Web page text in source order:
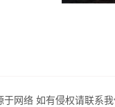
于网络 如有侵权请联系